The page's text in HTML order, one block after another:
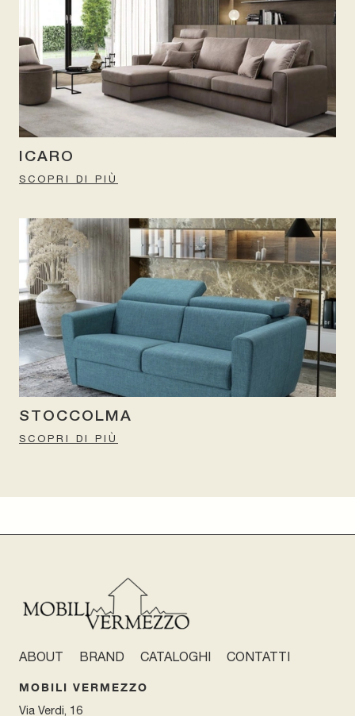
ICARO
SCOPRI DI PIÙ
STOCCOLMA
SCOPRI DI PIÙ
ABOUT BRAND CATALOGHI CONTATTI
MOBILI VERMEZZO
Via Verdi, 16